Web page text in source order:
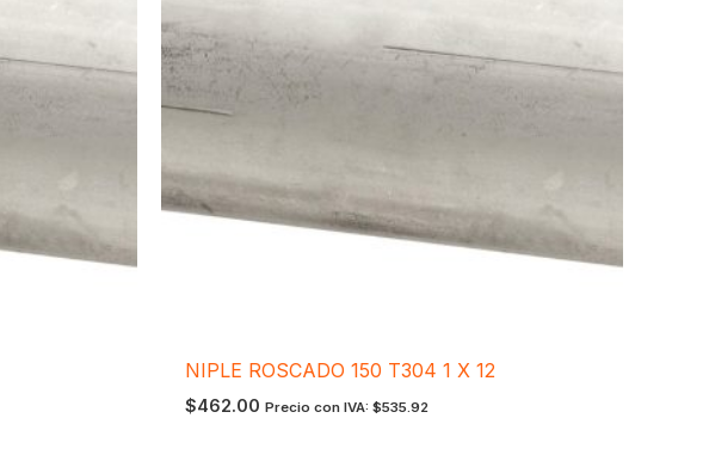
NIPLE ROSCADO 150 T304 1 X 12
$462.00 Precio con IVA: $535.92